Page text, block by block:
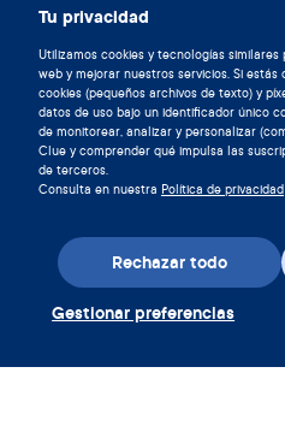
Tu privacidad
Utilizamos cookies y tecnologías
web y mejorar nuestros servicios. Si
cookies (pequeños archivos de texto) y
datos de uso bajo un identificador único
de monitorear, analizar y personalizar
Clue y comprender qué impulsa las
de terceros.
Consulta en nuestra Política de privacidad
Rechazar todo
Gestionar preferencias
Descarga la